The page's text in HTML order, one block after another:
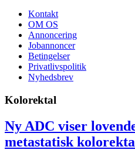
Kontakt
OM OS
Annoncering
Jobannoncer
Betingelser
Privatlivspolitik
Nyhedsbrev
Kolorektal
Ny ADC viser
metastatisk